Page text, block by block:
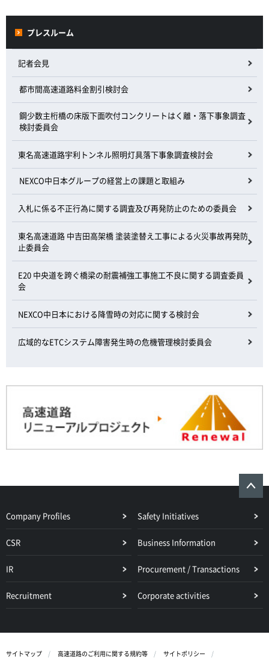
プレスルーム
記者会見
都市間高速道路料金割引検討会
鋼少数主桁橋の床版下面吹付コンクリートはく離・落下事象調査
検討委員会
東名高速道路宇利トンネル照明灯具落下事象調査検討会
NEXCO中日本グループの経営上の課題と取組み
入札に係る不正行為に関する調査及び再発防止のための委員会
東名高速道路 中吉田高架橋 塗装塗替え工事による火災事故再発防
止委員会
E20 中央道を跨ぐ橋梁の耐震補強工事施工不良に関する調査委員
会
NEXCO中日本における降雪時の対応に関する検討会
広域的なETCシステム障害発生時の危機管理検討委員会
Company Profiles Safety Initiatives
CSR Business Information
IR Procurement / Transactions
Recruitment Corporate activities
サイトマップ 高速道路のご利用に関する規約等 サイトポリシー